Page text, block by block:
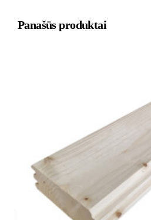
Panašūs produktai